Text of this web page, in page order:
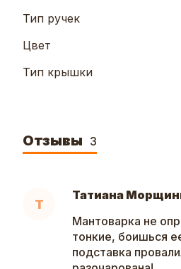
Тип ручек
Цвет
Тип крышки
Отзывы 3
Т
Татиана
Мантоварка не
тонкие, боишься
подставка